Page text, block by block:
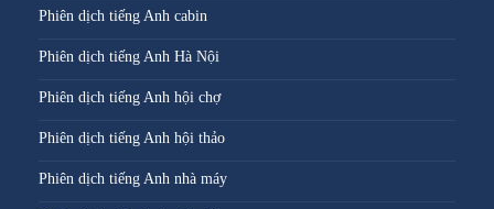
Phiên dịch tiếng Anh cabin
Phiên dịch tiếng Anh Hà Nội
Phiên dịch tiếng Anh hội chợ
Phiên dịch tiếng Anh hội thảo
Phiên dịch tiếng Anh nhà máy